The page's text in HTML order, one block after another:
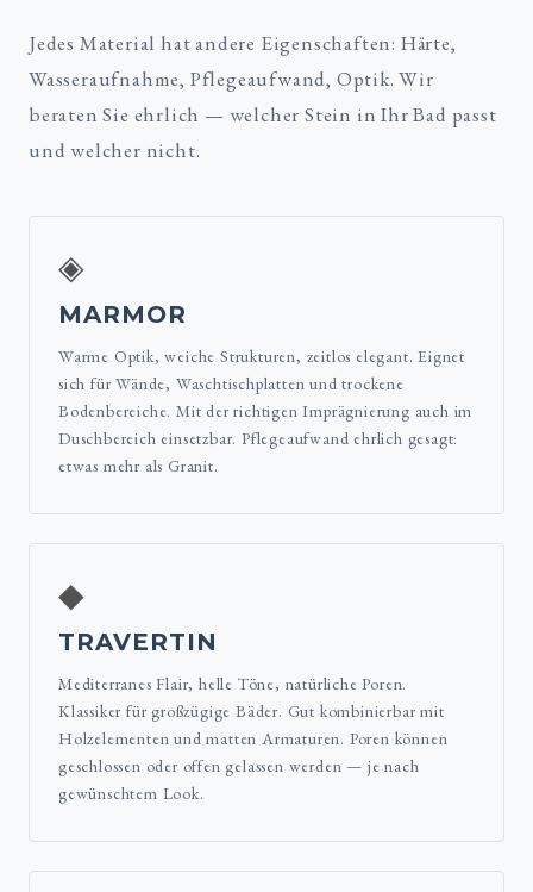
Jedes Material hat andere Eigenschaften: Härte,
Wasseraufnahme, Pflegeaufwand, Optik. Wir
beraten Sie ehrlich — welcher Stein in Ihr Bad passt
und welcher nicht.
◈
MARMOR
Warme Optik, weiche Strukturen, zeitlos elegant. Eignet
sich für Wände, Waschtischplatten und trockene
Bodenbereiche. Mit der richtigen Imprägnierung auch im
Duschbereich einsetzbar. Pflegeaufwand ehrlich gesagt:
etwas mehr als Granit.
◆
TRAVERTIN
Mediterranes Flair, helle Töne, natürliche Poren.
Klassiker für großzügige Bäder. Gut kombinierbar mit
Holzelementen und matten Armaturen. Poren können
geschlossen oder offen gelassen werden — je nach
gewünschtem Look.